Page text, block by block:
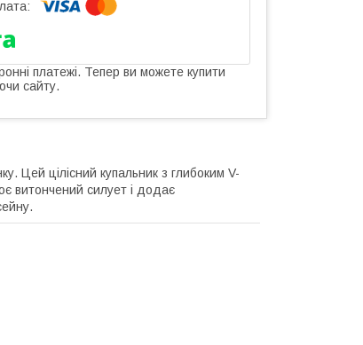
платежі. Тепер ви можете купити
сайту.
Цей цілісний купальник з глибоким V-
витончений силует і додає